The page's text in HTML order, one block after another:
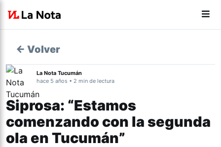
← Volver
La Nota Tucumán
hace 5 años • 2 min de lectura
Siprosa: “Estamos
comenzando con la segunda
ola en Tucumán”